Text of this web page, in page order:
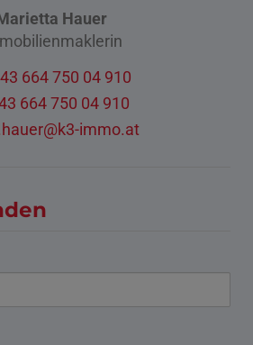
Hauer
664 750 04 910
664 750 04 910
immo.at